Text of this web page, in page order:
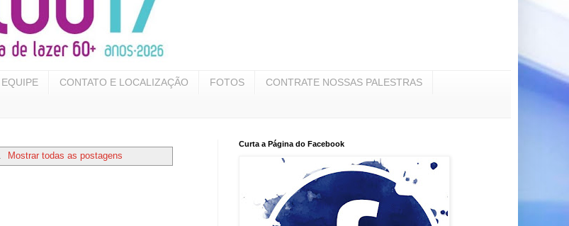
EQUIPE CONTATO E LOCALIZAÇÃO FOTOS CONTRATE NOSSAS PALESTRAS
Mostrar todas as postagens
Curta a Página do Facebook